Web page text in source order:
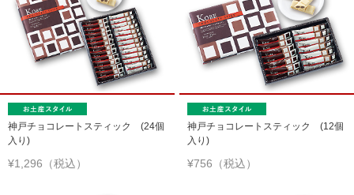
神戸チョコレートスティック (24個
入り)
¥1,296（税込）
神戸チョコレートスティック (12個
入り)
¥756（税込）